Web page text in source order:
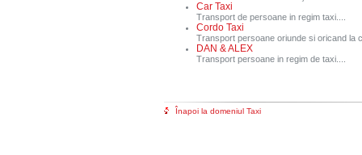
Car Taxi
Transport de persoane in regim taxi....
Cordo Taxi
Transport persoane oriunde si oricand la
DAN & ALEX
Transport persoane in regim de taxi....
Înapoi la domeniul Taxi